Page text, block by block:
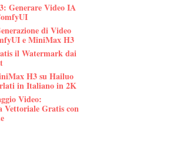
Generare Video IA
di Video
e MiniMax H3
il Watermark dai
H3 su Hailuo
in Italiano in 2K
Video:
Vettoriale Gratis con